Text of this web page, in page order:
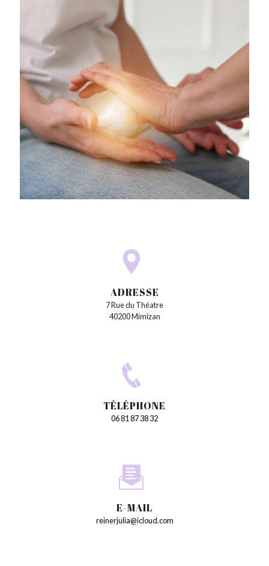
ADRESSE
7 Rue du Théatre
40200 Mimizan
TÉLÉPHONE
06 81 87 38 32
E-MAIL
reinerjulia@icloud.com